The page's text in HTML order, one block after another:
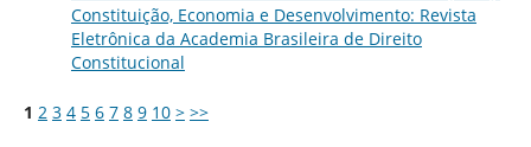
Constituição, Economia e Desenvolvimento: Revista
Eletrônica da Academia Brasileira de Direito
Constitucional
1 2 3 4 5 6 7 8 9 10 > >>